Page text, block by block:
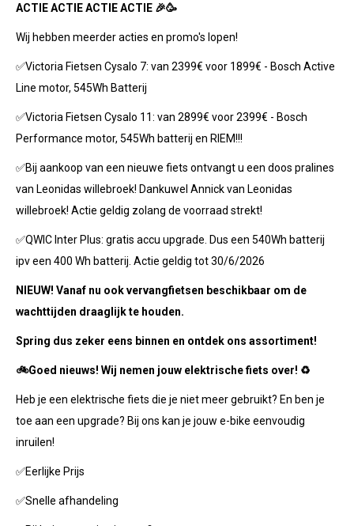
ACTIE ACTIE ACTIE ACTIE 🎉🥳
Wij hebben meerder acties en promo's lopen!
✅Victoria Fietsen Cysalo 7: van 2399€ voor 1899€ - Bosch Active
Line motor, 545Wh Batterij
✅Victoria Fietsen Cysalo 11: van 2899€ voor 2399€ - Bosch
Performance motor, 545Wh batterij en RIEM!!!
✅Bij aankoop van een nieuwe fiets ontvangt u een doos pralines
van Leonidas willebroek! Dankuwel Annick van Leonidas
willebroek! Actie geldig zolang de voorraad strekt!
✅QWIC Inter Plus: gratis accu upgrade. Dus een 540Wh batterij
ipv een 400 Wh batterij. Actie geldig tot 30/6/2026
NIEUW! Vanaf nu ook vervangfietsen beschikbaar om de
wachttijden draaglijk te houden.
Spring dus zeker eens binnen en ontdek ons assortiment!
🚲Goed nieuws! Wij nemen jouw elektrische fiets over! ♻
Heb je een elektrische fiets die je niet meer gebruikt? En ben je
toe aan een upgrade? Bij ons kan je jouw e-bike eenvoudig
inruilen!
✅Eerlijke Prijs
✅Snelle afhandeling